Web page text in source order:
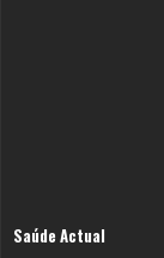
Saúde Actual